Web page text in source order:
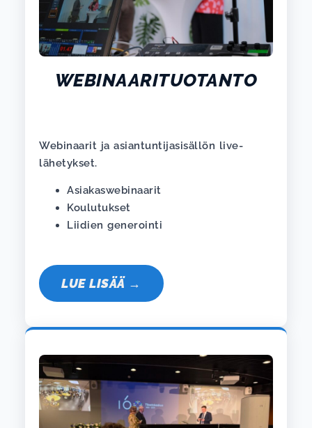
WEBINAARITUOTANTO
Webinaarit ja asiantuntijasisällön live-
lähetykset.
Asiakaswebinaarit
Koulutukset
Liidien generointi
LUE LISÄÄ →